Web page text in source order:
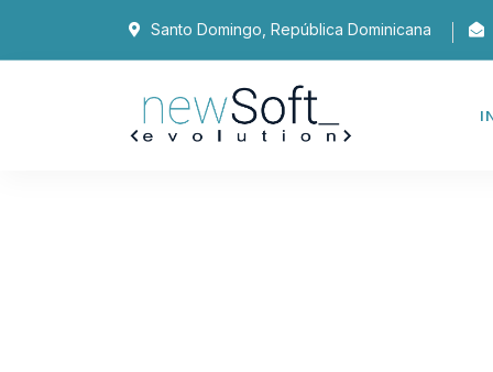
Santo Domingo, República Dominicana